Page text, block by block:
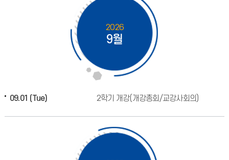
2026
9월
09.01 (Tue) 2학기 개강(개강총회/교강사회의)